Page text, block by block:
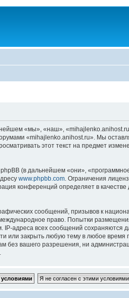
«мы», «наш»,
«mihajlenko.anihost.ru». Мы
этот текст на предмет
(в дальнейшем «они»,
www.phpbb.com. Ограничения
конференций определяет в
сообщений, призывов к
право. Попытки
адреса всех сообщений сохраняются
закрыть любую тему в любое время
без вашего разрешения, ни